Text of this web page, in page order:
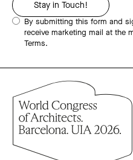
By submitting this form and
receive marketing mail at the
Terms.